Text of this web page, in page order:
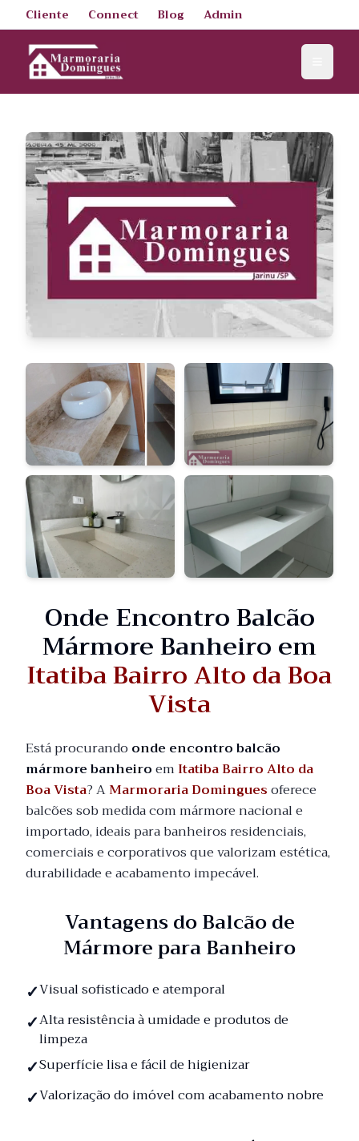
Cliente Connect Blog Admin
Onde Encontro Balcão
Mármore Banheiro em
Itatiba Bairro Alto da Boa
Vista
Está procurando onde encontro balcão
mármore banheiroem Itatiba Bairro Alto da
Boa Vista? AMarmoraria Dominguesoferece
balcões sob medida com mármore nacional e
importado, ideais para banheiros residenciais,
comerciais e corporativos que valorizam estética,
durabilidade e acabamento impecável.
Vantagens do Balcão de
Mármore para Banheiro
Visual sofisticado e atemporal
Alta resistência à umidade e produtos de
limpeza
Superfície lisa e fácil de higienizar
Valorização do imóvel com acabamento nobre